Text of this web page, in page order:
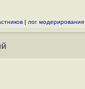
| лог модерирования